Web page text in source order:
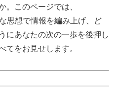
。このページでは、
思想で情報を編み上げ、ど
にあなたの次の一歩を後押し
てをお見せします。